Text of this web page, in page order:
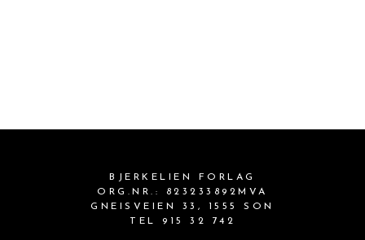
BJERKELIEN FORLAG
ORG.NR.: 823233892MVA
GNEISVEIEN 33, 1555 SON
TEL 915 32 742